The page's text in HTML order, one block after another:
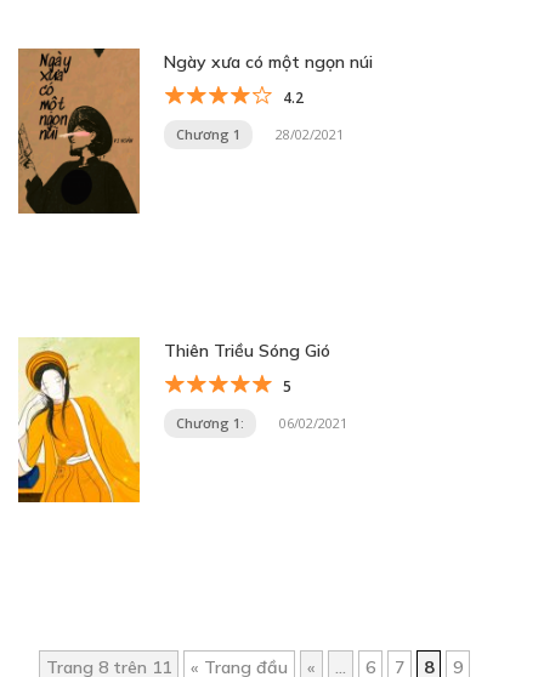
Ngày xưa có một ngọn núi
4.2
Chương 1 28/02/2021
Thiên Triều Sóng Gió
5
Chương 1: 06/02/2021
Trang 8 trên 11 « Trang đầu « ... 6 7 8
9